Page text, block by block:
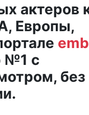
актеров
Европы,
№1 с
без